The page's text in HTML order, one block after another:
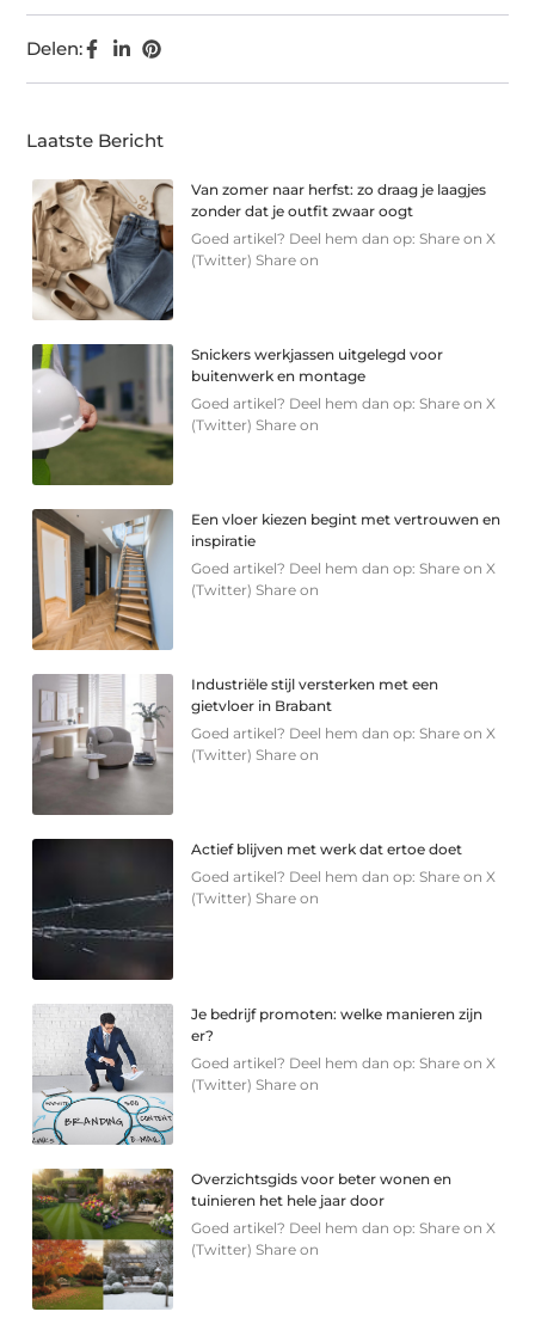
Delen:
Laatste Bericht
Van zomer naar herfst: zo draag je laagjes
zonder dat je outfit zwaar oogt
Goed artikel? Deel hem dan op: Share on X
(Twitter) Share on
Snickers werkjassen uitgelegd voor
buitenwerk en montage
Goed artikel? Deel hem dan op: Share on X
(Twitter) Share on
Een vloer kiezen begint met vertrouwen en
inspiratie
Goed artikel? Deel hem dan op: Share on X
(Twitter) Share on
Industriële stijl versterken met een
gietvloer in Brabant
Goed artikel? Deel hem dan op: Share on X
(Twitter) Share on
Actief blijven met werk dat ertoe doet
Goed artikel? Deel hem dan op: Share on X
(Twitter) Share on
Je bedrijf promoten: welke manieren zijn
er?
Goed artikel? Deel hem dan op: Share on X
(Twitter) Share on
Overzichtsgids voor beter wonen en
tuinieren het hele jaar door
Goed artikel? Deel hem dan op: Share on X
(Twitter) Share on